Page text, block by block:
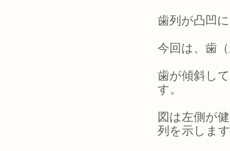
歯列が凸凹
今回は、歯
歯が傾斜し
す。
図は左側が
列を示しま